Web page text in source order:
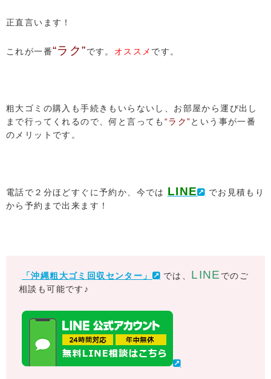
正直言います！
これが一番“ラク”です。 オススメ です。
粗大ゴミの購入も手続きもいらないし、お部屋から運び出し
まで行ってくれるので、何と言っても “ラク”という事が一番
のメリットです。
電話で２分ほどすぐに予約か、今では LINE
でお見積もり
から予約まで出来ます！
「沖縄粗大ゴミ回収センター」 では、 LINE でのご
相談も可能です♪